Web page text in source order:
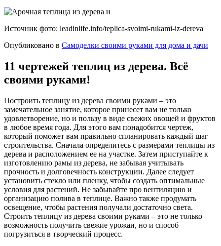
Источник фото: leadinlife.info/teplica-svoimi-rukami-iz-dereva
Опубликовано в Самоделки своими руками для дома и дачи
11 чертежей теплиц из дерева. Всё
своими руками!
Построить теплицу из дерева своими руками – это
замечательное занятие, которое принесет вам не только
удовлетворение, но и пользу в виде свежих овощей и фруктов
в любое время года. Для этого вам понадобится чертеж,
который поможет вам правильно спланировать каждый шаг
строительства. Сначала определитесь с размерами теплицы из
дерева и расположением ее на участке. Затем приступайте к
изготовлению рамы из дерева, не забывая учитывать
прочность и долговечность конструкции. Далее следует
установить стекло или пленку, чтобы создать оптимальные
условия для растений. Не забывайте про вентиляцию и
организацию полива в теплице. Важно также продумать
освещение, чтобы растения получали достаточно света.
Строить теплицу из дерева своими руками – это не только
возможность получить свежие урожаи, но и способ
погрузиться в творческий процесс.